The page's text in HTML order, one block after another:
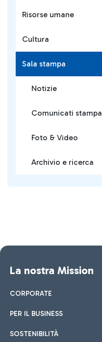
Risorse umane
Cultura
Sala stampa
Notizie
Comunicati stampa
Foto & Video
Archivio e ricerca
La nostra Mission
CORPORATE
PER IL BUSINESS
SOSTENIBILITÀ